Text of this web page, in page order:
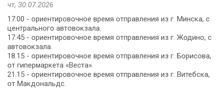
чт, 30.07.2026
17:00 - ориентировочное время отправления из г. Минска, с
центрального автовокзала.
17.45 - ориентировочное время отправления из г. Жодино, с
автовокзала.
18.15 - ориентировочное время отправления из г. Борисова,
от гипермаркета «Веста».
21.15 - ориентировочное время отправления из г. Витебска,
от Макдональдс.